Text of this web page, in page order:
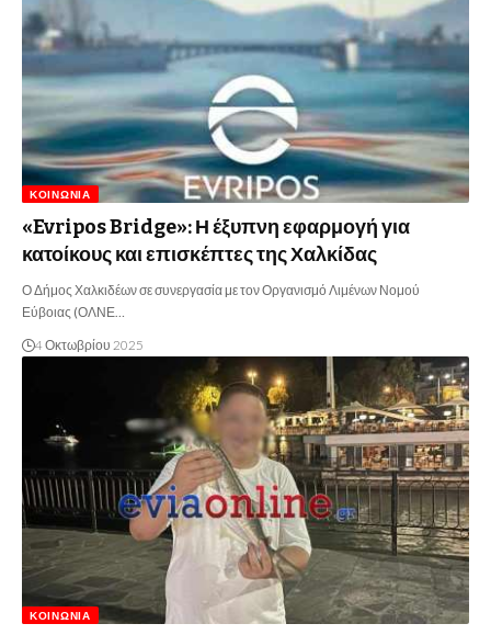
ΚΟΙΝΩΝΊΑ
«Evripos Bridge»: Η έξυπνη εφαρμογή για
κατοίκους και επισκέπτες της Χαλκίδας
Ο Δήμος Χαλκιδέων σε συνεργασία με τον Οργανισμό Λιμένων Νομού
Εύβοιας (ΟΛΝΕ…
4 Οκτωβρίου 2025
ΚΟΙΝΩΝΊΑ